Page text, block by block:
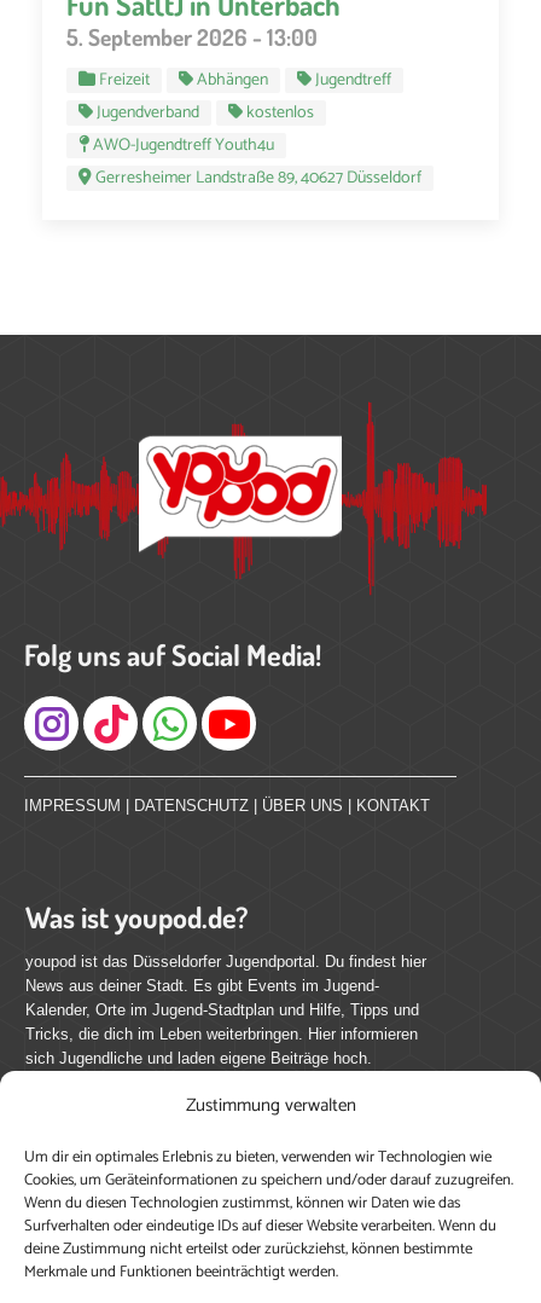
Zustimmung verwalten
Um dir ein optimales Erlebnis zu bieten, verwenden wir Technologien wie
Cookies, um Geräteinformationen zu speichern und/oder darauf zuzugreifen.
Wenn du diesen Technologien zustimmst, können wir Daten wie das
Surfverhalten oder eindeutige IDs auf dieser Website verarbeiten. Wenn du
deine Zustimmung nicht erteilst oder zurückziehst, können bestimmte
Merkmale und Funktionen beeinträchtigt werden.
5. September 2026 - 13:00
Freizeit Abhängen
Jugendtreff
Jugendverband
kostenlos
AWO-Jugendtreff Youth4u
Gerresheimer Landstraße 89, 40627 Düsseldorf
Folg uns auf Social Media!
Instagram
IMPRESSUM DATENSCHUTZ ÜBER UNS KONTAKT
Was ist youpod.de?
youpod ist das Düsseldorfer Jugendportal. Du findest hier
News aus deiner Stadt. Es gibt Events im Jugend-
Kalender, Orte im Jugend-Stadtplan und Hilfe, Tipps und
Tricks, die dich im Leben weiterbringen. Hier informieren
sich Jugendliche und laden eigene Beiträge hoch.
Mach mit bei youpod.de!
youpod.de lebt von Menschen wie dir. Sammel
journalistische Erfahrung, teile deine Perspektive und
veröffentliche deine Beiträge auf youpod.de.Du musst
dich anmelden, um alle Funktionen nutzen zu können, ein
Profil anzulegen, eigene Beiträge hochzuladen und zu